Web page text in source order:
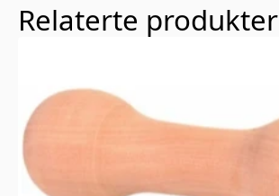
Relaterte produkter